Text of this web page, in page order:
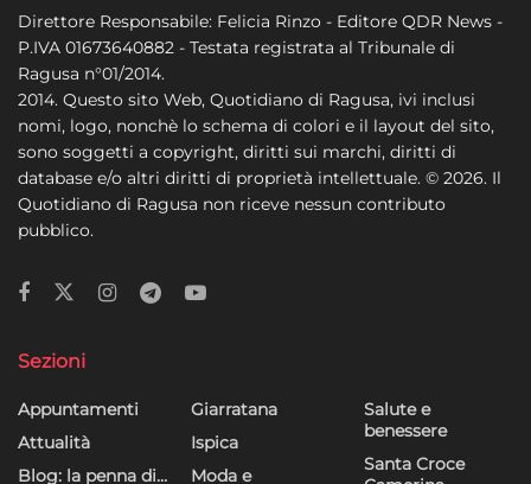
Direttore Responsabile: Felicia Rinzo - Editore QDR News -
P.IVA 01673640882 - Testata registrata al Tribunale di
Ragusa n°01/2014.
2014. Questo sito Web, Quotidiano di Ragusa, ivi inclusi
nomi, logo, nonchè lo schema di colori e il layout del sito,
sono soggetti a copyright, diritti sui marchi, diritti di
database e/o altri diritti di proprietà intellettuale. © 2026. Il
Quotidiano di Ragusa non riceve nessun contributo
pubblico.
Sezioni
Appuntamenti
Attualità
Blog: la penna di…
Giarratana
Ispica
Moda e
Salute e
benessere
Santa Croce